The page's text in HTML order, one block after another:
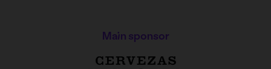
Main sponsor